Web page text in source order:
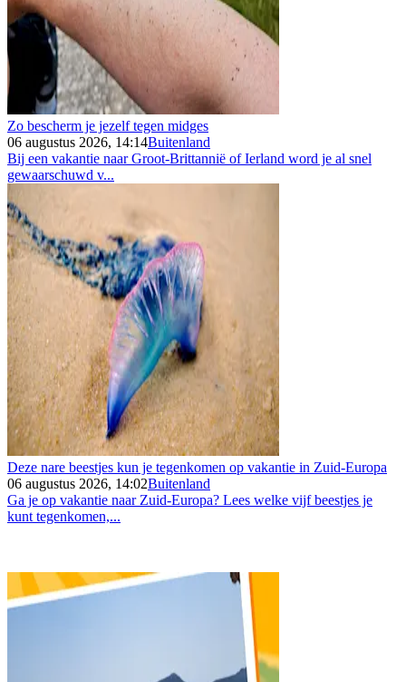
Zo bescherm je jezelf tegen midges
06 augustus 2026, 14:14Buitenland
Bij een vakantie naar Groot-Brittannië of Ierland word je al snel
gewaarschuwd v...
Deze nare beestjes kun je tegenkomen op vakantie in Zuid-Europa
06 augustus 2026, 14:02Buitenland
Ga je op vakantie naar Zuid-Europa? Lees welke vijf beestjes je
kunt tegenkomen,...